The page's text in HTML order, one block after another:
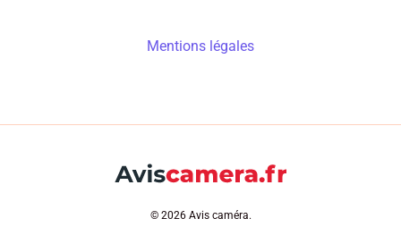
Mentions légales
© 2026 Avis caméra.